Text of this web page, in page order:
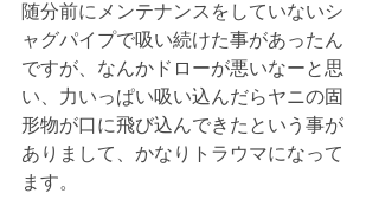
随分前にメンテナンスをしていないシ
ャグパイプで吸い続けた事があったん
ですが、なんかドローが悪いなーと思
い、力いっぱい吸い込んだらヤニの固
形物が口に飛び込んできたという事が
ありまして、かなりトラウマになって
ます。